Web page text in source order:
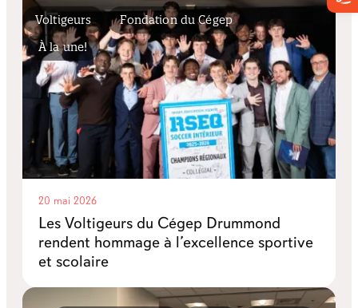
Voltigeurs
Fondation du Cégep
À la une!
20 mai 2026
Les Voltigeurs du Cégep Drummond
rendent hommage à l’excellence sportive
et scolaire